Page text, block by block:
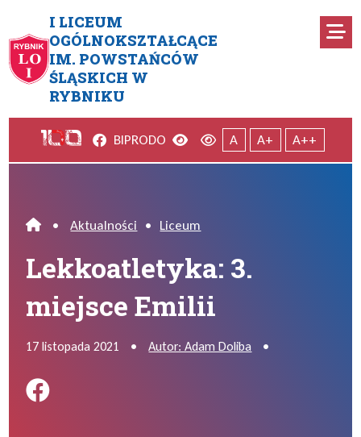
I LICEUM
OGÓLNOKSZTAŁCĄCE
IM. POWSTAŃCÓW
ŚLĄSKICH W
RYBNIKU
Lekkoatletyka: 3. miejsce
Facebook
BIPRODO Wersja kontrastowa
Wersja domyślna
A A+ A++
Home
• Aktualności • Liceum
Lekkoatletyka: 3.
miejsce Emilii
17 listopada 2021 • Autor: Adam Doliba •
Podziel się na FB